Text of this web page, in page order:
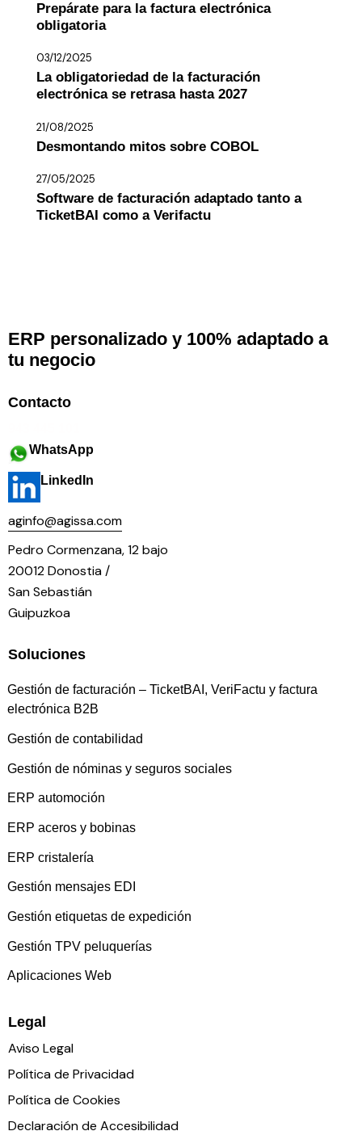
Prepárate para la factura electrónica
obligatoria
03/12/2025
La obligatoriedad de la facturación
electrónica se retrasa hasta 2027
21/08/2025
Desmontando mitos sobre COBOL
27/05/2025
Software de facturación adaptado tanto a
TicketBAI como a Verifactu
ERP personalizado y 100% adaptado a
tu negocio
Contacto
WhatsApp
LinkedIn
aginfo@agissa.com
Pedro Cormenzana, 12 bajo
20012 Donostia /
San Sebastián
Guipuzkoa
Soluciones
Gestión de facturación – TicketBAI, VeriFactu y factura
electrónica B2B
Gestión de contabilidad
Gestión de nóminas y seguros sociales
ERP automoción
ERP aceros y bobinas
ERP cristalería
Gestión mensajes EDI
Gestión etiquetas de expedición
Gestión TPV peluquerías
Aplicaciones Web
Legal
Aviso Legal
Política de Privacidad
Política de Cookies
Declaración de Accesibilidad